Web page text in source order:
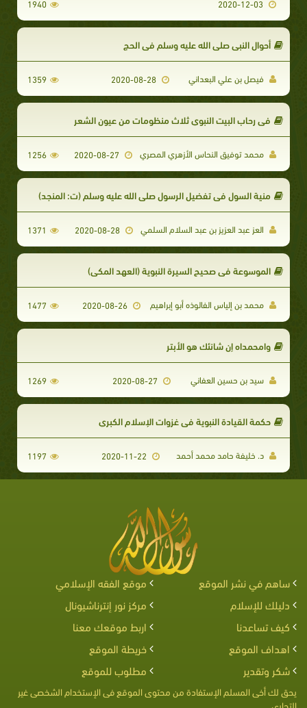
1940
أحوال النبي صلى الله عليه وسلم في الحج
فيصل بن علي البعداني 2020-08-28
1359
في رحاب البيت النبوي ثلاث منظومات من عيون الشعر
محمد توفيق النحاس الأزهري المصري 1256
منية السول في تفضيل الرسول صلى الله عليه وسلم (ت: المنجد)
العز عبد العزيز بن عبد السلام السلمي 1371
الموسوعة في صحيح السيرة النبوية (العهد المكي)
محمد بن إلياس الفالوذه أبو إبراهيم 2020-08-26
1477
وامحمداه إن شانئك هو الأبتر
سيد بن حسين العفاني 1269
حكمة القيادة النبوية في غزوات الإسلام الكبري
د. خليفة حامد محمد أحمد 1197
ساهم في نشر الموقع
موقع الفقه الإسلامي
دليلك للإسلام
مركز نور إنترناشيونال
كيف تساعدنا
اربط موقعك معنا
اهداف الموقع
خريطة الموقع
شكر وتقدير
مطلوب للموقع
يحق لك أخى المسلم الإستفادة من محتوى الموقع فى الإستخدام الشخصى غير
التجارى